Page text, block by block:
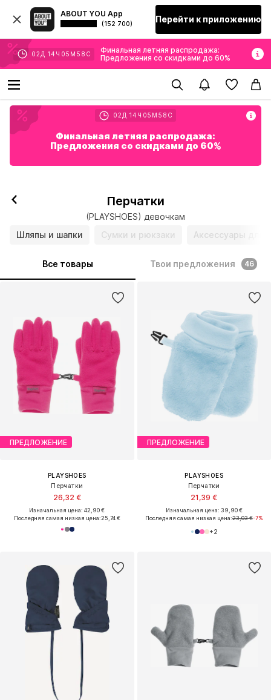
ABOUT YOU App
(152 700) Перейти к приложению
02 Д 14 Ч 05 М 57 С
Финальная летняя распродажа:
Предложения со скидками до 60%
02 Д 14 Ч 05 М 57 С
Финальная летняя распродажа:
Предложения со скидками до 60%
Перчатки
(PLAYSHOES) девочкам
Шляпы и шапки
Сумки и рюкзаки Аксессуары для
Все товары Твои предложения 46
ПРЕДЛОЖЕНИЕ
PLAYSHOES
Перчатки
26,32 €
Изначальная цена: 42,90 €
Последняя самая низкая цена:25,74 €
ПРЕДЛОЖЕНИЕ
PLAYSHOES
Перчатки
21,39 €
Изначальная цена: 39,90 €
Последняя самая низкая цена:23,03 €-7%
+2